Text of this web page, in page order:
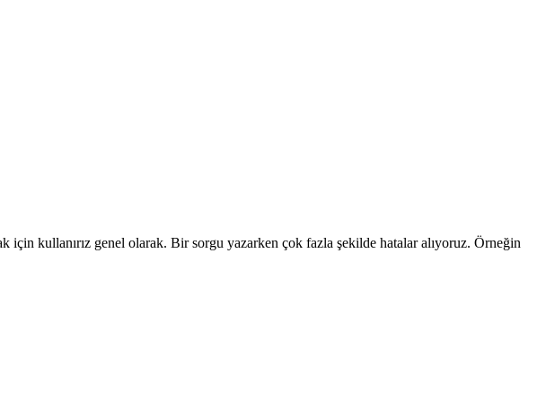
kullanırız genel olarak. Bir sorgu yazarken çok fazla şekilde hatalar alıyoruz. Örneğin